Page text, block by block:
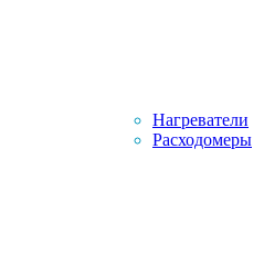
Нагреватели
Расходомеры